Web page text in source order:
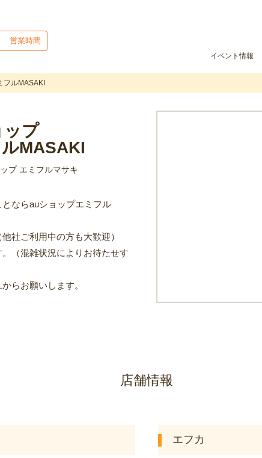
営業時間
イベント情報
フルMASAKI
ップ
MASAKI
プ エミフルマサキ
ならauショップエミフル
社ご利用中の方も大歓迎）
（混雑状況によりお待たせす
らお願いします。
店舗情報
エフカ